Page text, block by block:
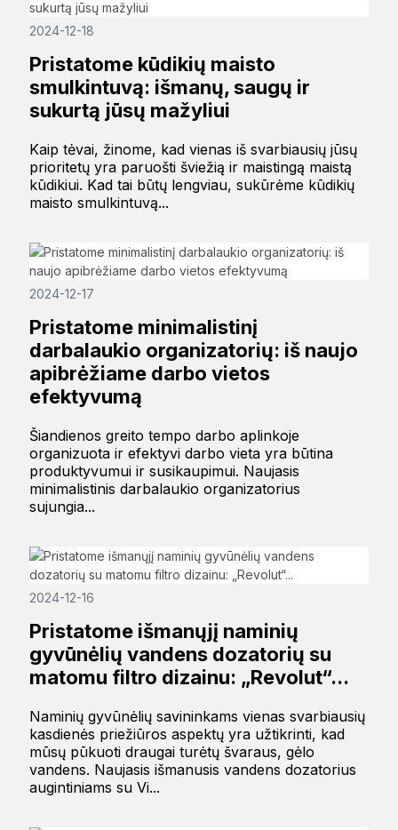
2024-12-18
Pristatome kūdikių maisto
smulkintuvą: išmanų, saugų ir
sukurtą jūsų mažyliui
Kaip tėvai, žinome, kad vienas iš svarbiausių jūsų
prioritetų yra paruošti šviežią ir maistingą maistą
kūdikiui. Kad tai būtų lengviau, sukūrėme kūdikių
maisto smulkintuvą...
2024-12-17
Pristatome minimalistinį
darbalaukio organizatorių: iš naujo
apibrėžiame darbo vietos
efektyvumą
Šiandienos greito tempo darbo aplinkoje
organizuota ir efektyvi darbo vieta yra būtina
produktyvumui ir susikaupimui. Naujasis
minimalistinis darbalaukio organizatorius
sujungia...
2024-12-16
Pristatome išmanųjį naminių
gyvūnėlių vandens dozatorių su
matomu filtro dizainu: „Revolut“...
Naminių gyvūnėlių savininkams vienas svarbiausių
kasdienės priežiūros aspektų yra užtikrinti, kad
mūsų pūkuoti draugai turėtų švaraus, gėlo
vandens. Naujasis išmanusis vandens dozatorius
augintiniams su Vi...